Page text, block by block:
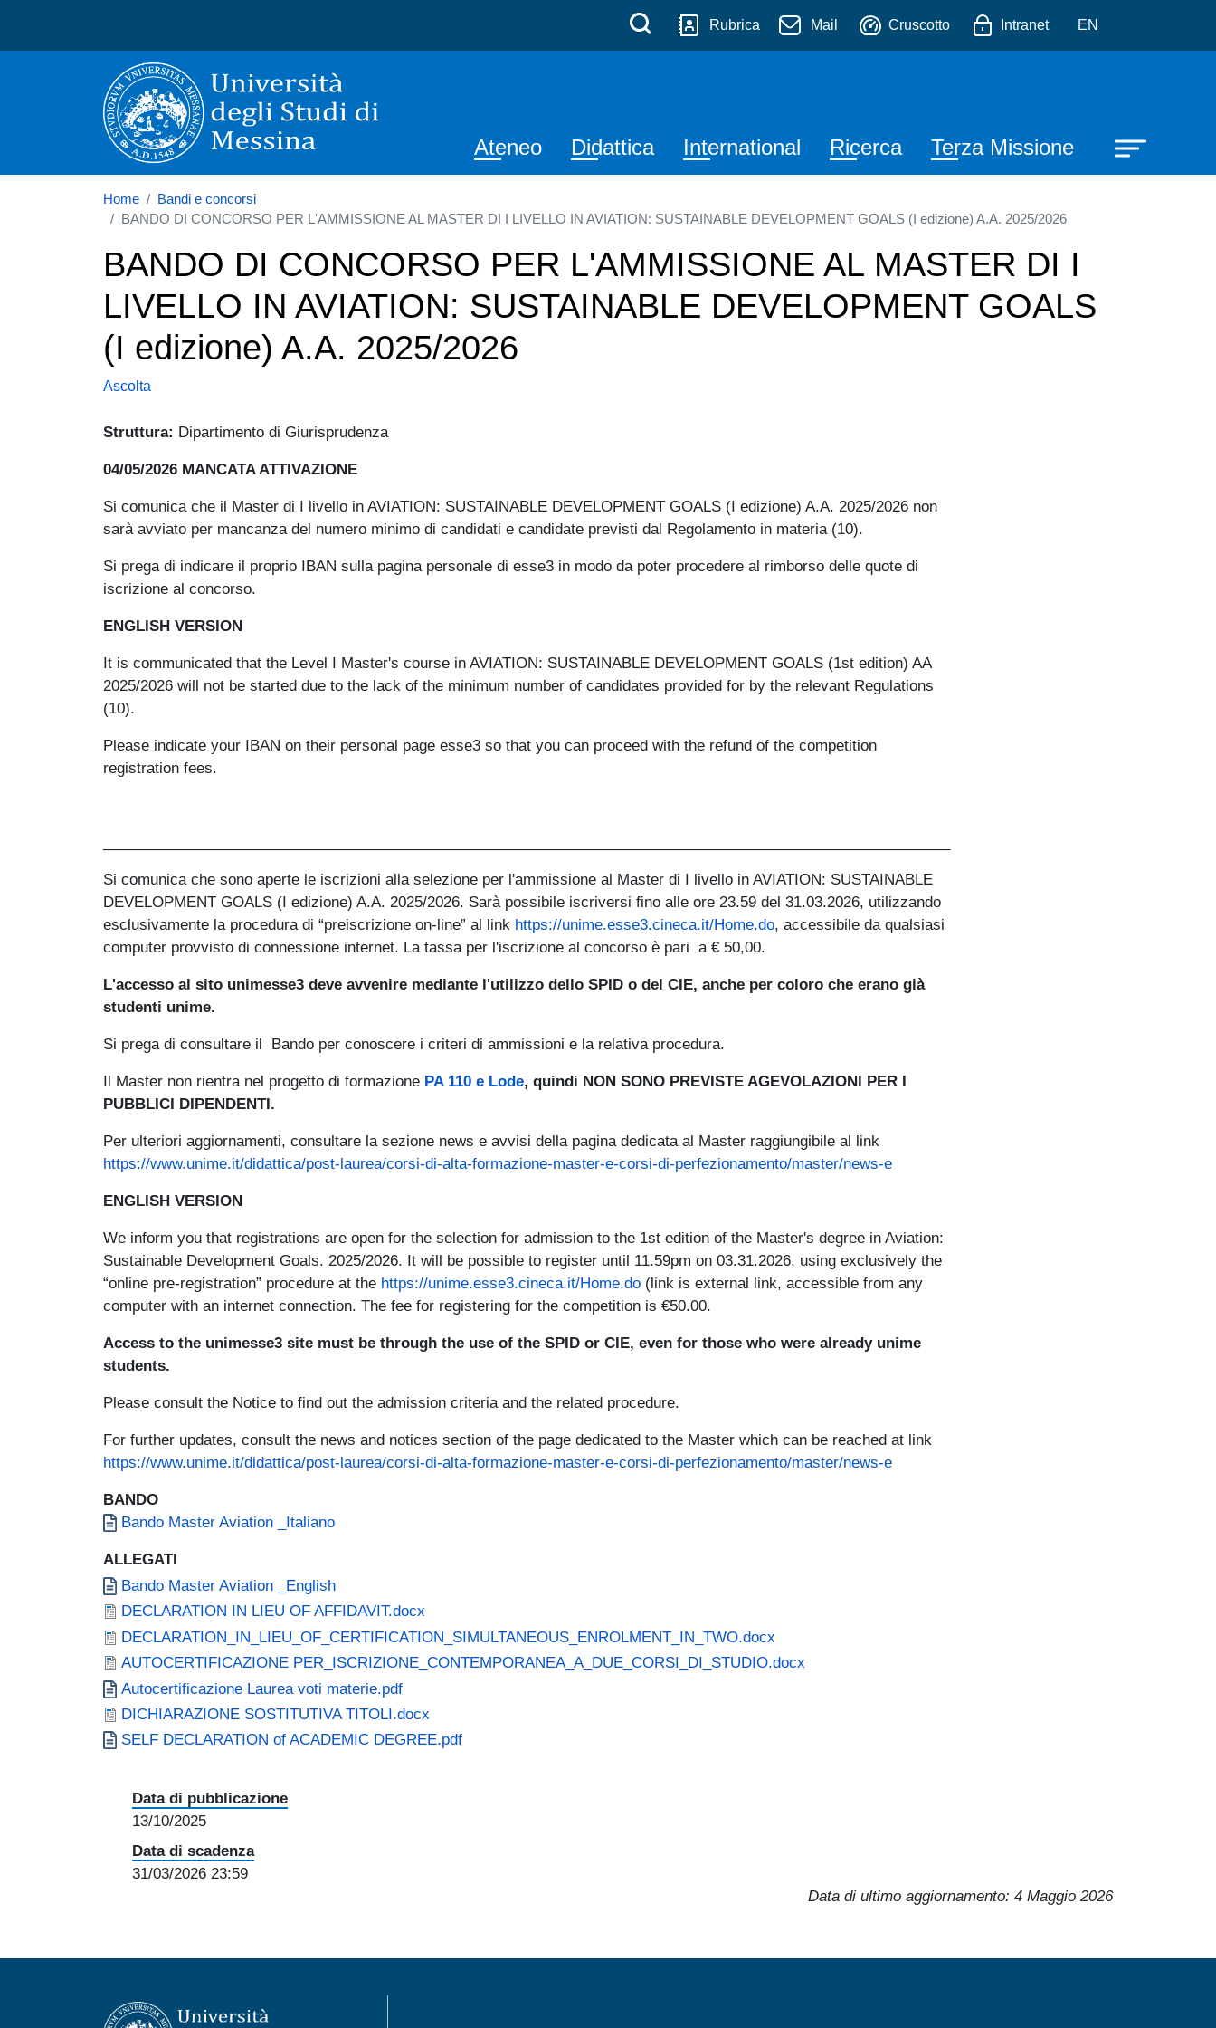
Salta al contenuto principale
Menù di servizio
Cerca Rubrica Mail Cruscotto Intranet EN
Navigazione principale
Ateneo Didattica International Ricerca Terza Missione
Home
Bandi e concorsi
BANDO DI CONCORSO PER L'AMMISSIONE AL MASTER DI I LIVELLO IN AVIATION: SUSTAINABLE DEVELOPMENT GOALS (I edizione) A.A. 2025/2026
BANDO DI CONCORSO PER L'AMMISSIONE AL MASTER DI I
LIVELLO IN AVIATION: SUSTAINABLE DEVELOPMENT GOALS
(I edizione) A.A. 2025/2026
Ascolta
Struttura: Dipartimento di Giurisprudenza
04/05/2026 MANCATA ATTIVAZIONE
Si comunica che il Master di I livello in AVIATION: SUSTAINABLE DEVELOPMENT GOALS (I edizione) A.A. 2025/2026 non
sarà avviato per mancanza del numero minimo di candidati e candidate previsti dal Regolamento in materia (10).
Si prega di indicare il proprio IBAN sulla pagina personale di esse3 in modo da poter procedere al rimborso delle quote di
iscrizione al concorso.
ENGLISH VERSION
It is communicated that the Level I Master's course in AVIATION: SUSTAINABLE DEVELOPMENT GOALS (1st edition) AA
2025/2026 will not be started due to the lack of the minimum number of candidates provided for by the relevant Regulations
(10).
Please indicate your IBAN on their personal page esse3 so that you can proceed with the refund of the competition
registration fees.
Si comunica che sono aperte le iscrizioni alla selezione per l'ammissione al Master di I livello in AVIATION: SUSTAINABLE
DEVELOPMENT GOALS (I edizione) A.A. 2025/2026. Sarà possibile iscriversi fino alle ore 23.59 del 31.03.2026, utilizzando
esclusivamente la procedura di “preiscrizione on-line” al link https://unime.esse3.cineca.it/Home.do, accessibile da qualsiasi
computer provvisto di connessione internet. La tassa per l'iscrizione al concorso è pari a € 50,00.
L'accesso al sito unimesse3 deve avvenire mediante l'utilizzo dello SPID o del CIE, anche per coloro che erano già
studenti unime.
Si prega di consultare il Bando per conoscere i criteri di ammissioni e la relativa procedura.
Il Master non rientra nel progetto di formazione PA 110 e Lode(link is external)
, quindi NON SONO PREVISTE AGEVOLAZIONI PER I
PUBBLICI DIPENDENTI.
Per ulteriori aggiornamenti, consultare la sezione news e avvisi della pagina dedicata al Master raggiungibile al link
https://www.unime.it/didattica/post-laurea/corsi-di-alta-formazione-master-e-corsi-di-perfezionamento/master/news-e
ENGLISH VERSION
We inform you that registrations are open for the selection for admission to the 1st edition of the Master's degree in Aviation:
Sustainable Development Goals. 2025/2026. It will be possible to register until 11.59pm on 03.31.2026, using exclusively the
“online pre-registration” procedure at the https://unime.esse3.cineca.it/Home.do (link is external link, accessible from any
computer with an internet connection. The fee for registering for the competition is €50.00.
Access to the unimesse3 site must be through the use of the SPID or CIE, even for those who were already unime
students.
Please consult the Notice to find out the admission criteria and the related procedure.
For further updates, consult the news and notices section of the page dedicated to the Master which can be reached at link
https://www.unime.it/didattica/post-laurea/corsi-di-alta-formazione-master-e-corsi-di-perfezionamento/master/news-e
BANDO
Document
Bando Master Aviation _Italiano
ALLEGATI
Document
Bando Master Aviation _English
Document
DECLARATION IN LIEU OF AFFIDAVIT.docx
Document
DECLARATION_IN_LIEU_OF_CERTIFICATION_SIMULTANEOUS_ENROLMENT_IN_TWO.docx
Document
AUTOCERTIFICAZIONE PER_ISCRIZIONE_CONTEMPORANEA_A_DUE_CORSI_DI_STUDIO.docx
Document
Autocertificazione Laurea voti materie.pdf
Document
DICHIARAZIONE SOSTITUTIVA TITOLI.docx
Document
SELF DECLARATION of ACADEMIC DEGREE.pdf
Data di pubblicazione
13/10/2025
Data di scadenza
31/03/2026 23:59
Data di ultimo aggiornamento: 4 Maggio 2026